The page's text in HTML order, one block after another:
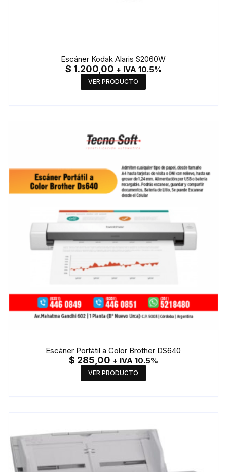
Escáner Kodak Alaris S2060W
$ 1.200,00 + IVA 10.5%
VER PRODUCTO
Escáner Portátil a Color Brother DS640
$ 285,00 + IVA 10.5%
VER PRODUCTO